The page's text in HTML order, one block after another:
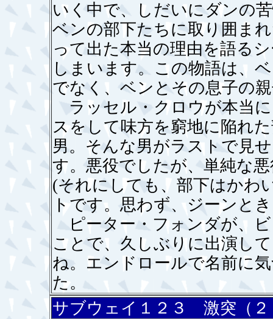
いく中で、しだいにダンの
ベンの部下たちに取り囲ま
って出た本当の理由を語る
しまいます。この物語は、
でなく、ベンとその息子の
ラッセル・クロウが本当
スをして味方を窮地に陥れ
男。そんな男がラストで見
す。悪役でしたが、単純な
(それにしても、部下はかわ
トです。思わず、ジーンと
ピーター・フォンダが、
ことで、久しぶりに出演し
ね。エンドロールで名前に
た。
サブウェイ１２３ 激突（２